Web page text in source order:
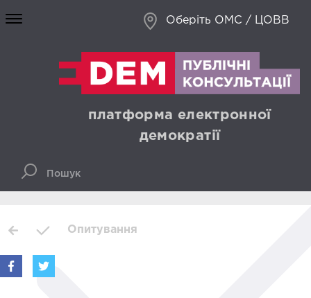
Оберіть ОМС / ЦОВВ
платформа електронної
демократії
Опитування